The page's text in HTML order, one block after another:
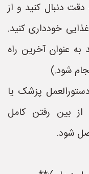
دنبال کنید و از
خودداری کنید.
عنوان آخرین راه
شود.)
پزشک یا
بین رفتن کامل
شود.